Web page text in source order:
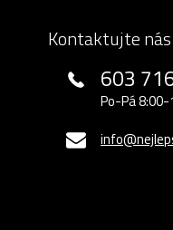
Kontaktujte nás
603
Po-Pá 8:00-